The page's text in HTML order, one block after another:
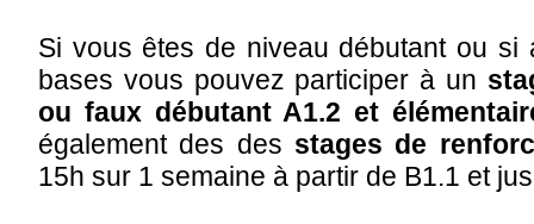
Si vous êtes de niveau débutant ou si
bases vous pouvez participer à un
ou faux débutant A1.2 et
également des des stages de
15h sur 1 semaine à partir de B1.1 et